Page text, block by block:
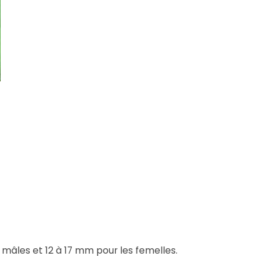
et 12 à 17 mm pour les femelles.